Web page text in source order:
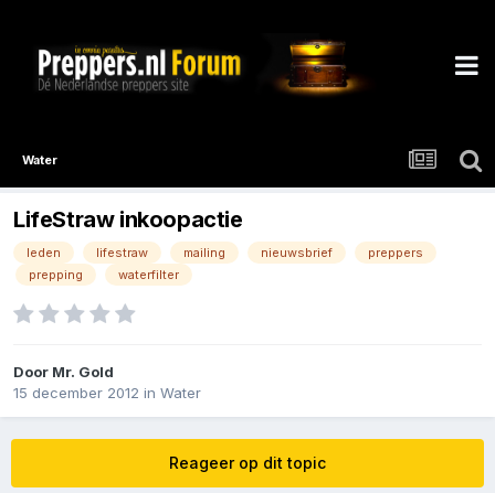
Water
LifeStraw inkoopactie
leden lifestraw mailing nieuwsbrief
preppers
prepping
waterfilter
Door Mr. Gold
15 december 2012 in Water
Reageer op dit topic